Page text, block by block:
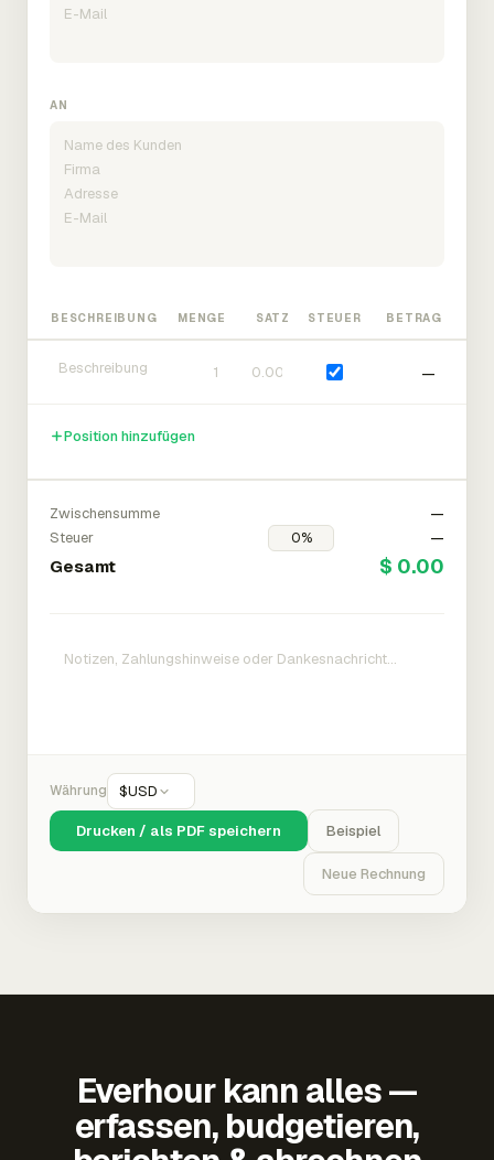
AN
BESCHREIBUNG MENGE SATZ STEUER BETRAG
—
Position hinzufügen
Zwischensumme
—
Steuer
—
Gesamt $ 0.00
Währung $USD
Drucken / als PDF speichern Beispiel
Neue Rechnung
Everhour kann alles —
erfassen, budgetieren,